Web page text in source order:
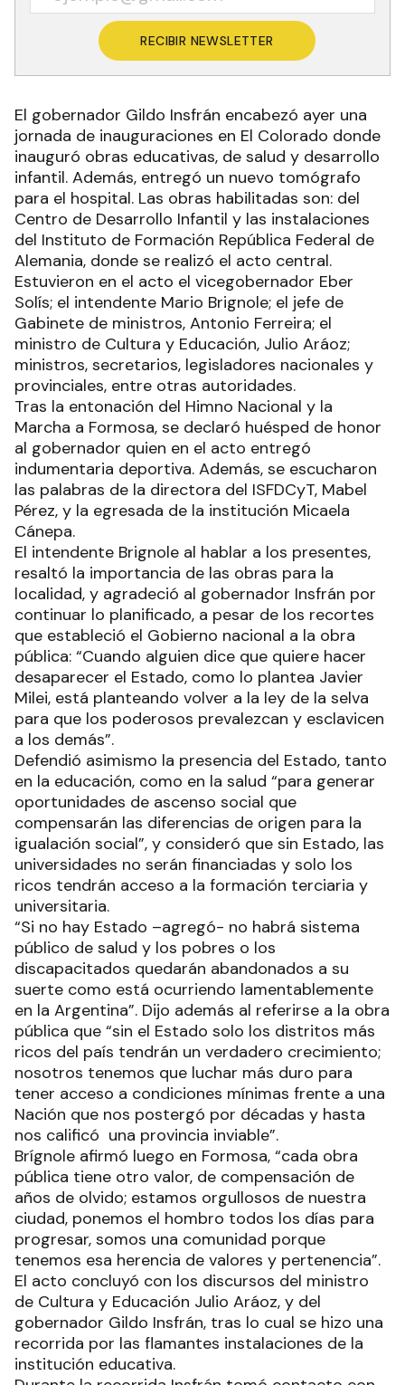
RECIBIR NEWSLETTER
El gobernador Gildo Insfrán encabezó ayer una
jornada de inauguraciones en El Colorado donde
inauguró obras educativas, de salud y desarrollo
infantil. Además, entregó un nuevo tomógrafo
para el hospital. Las obras habilitadas son: del
Centro de Desarrollo Infantil y las instalaciones
del Instituto de Formación República Federal de
Alemania, donde se realizó el acto central.
Estuvieron en el acto el vicegobernador Eber
Solís; el intendente Mario Brignole; el jefe de
Gabinete de ministros, Antonio Ferreira; el
ministro de Cultura y Educación, Julio Aráoz;
ministros, secretarios, legisladores nacionales y
provinciales, entre otras autoridades.
Tras la entonación del Himno Nacional y la
Marcha a Formosa, se declaró huésped de honor
al gobernador quien en el acto entregó
indumentaria deportiva. Además, se escucharon
las palabras de la directora del ISFDCyT, Mabel
Pérez, y la egresada de la institución Micaela
Cánepa.
El intendente Brignole al hablar a los presentes,
resaltó la importancia de las obras para la
localidad, y agradeció al gobernador Insfrán por
continuar lo planificado, a pesar de los recortes
que estableció el Gobierno nacional a la obra
pública: “Cuando alguien dice que quiere hacer
desaparecer el Estado, como lo plantea Javier
Milei, está planteando volver a la ley de la selva
para que los poderosos prevalezcan y esclavicen
a los demás”.
Defendió asimismo la presencia del Estado, tanto
en la educación, como en la salud “para generar
oportunidades de ascenso social que
compensarán las diferencias de origen para la
igualación social”, y consideró que sin Estado, las
universidades no serán financiadas y solo los
ricos tendrán acceso a la formación terciaria y
universitaria.
“Si no hay Estado –agregó- no habrá sistema
público de salud y los pobres o los
discapacitados quedarán abandonados a su
suerte como está ocurriendo lamentablemente
en la Argentina”. Dijo además al referirse a la obra
pública que “sin el Estado solo los distritos más
ricos del país tendrán un verdadero crecimiento;
nosotros tenemos que luchar más duro para
tener acceso a condiciones mínimas frente a una
Nación que nos postergó por décadas y hasta
nos calificó una provincia inviable”.
Brígnole afirmó luego en Formosa, “cada obra
pública tiene otro valor, de compensación de
años de olvido; estamos orgullosos de nuestra
ciudad, ponemos el hombro todos los días para
progresar, somos una comunidad porque
tenemos esa herencia de valores y pertenencia”.
El acto concluyó con los discursos del ministro
de Cultura y Educación Julio Aráoz, y del
gobernador Gildo Insfrán, tras lo cual se hizo una
recorrida por las flamantes instalaciones de la
institución educativa.